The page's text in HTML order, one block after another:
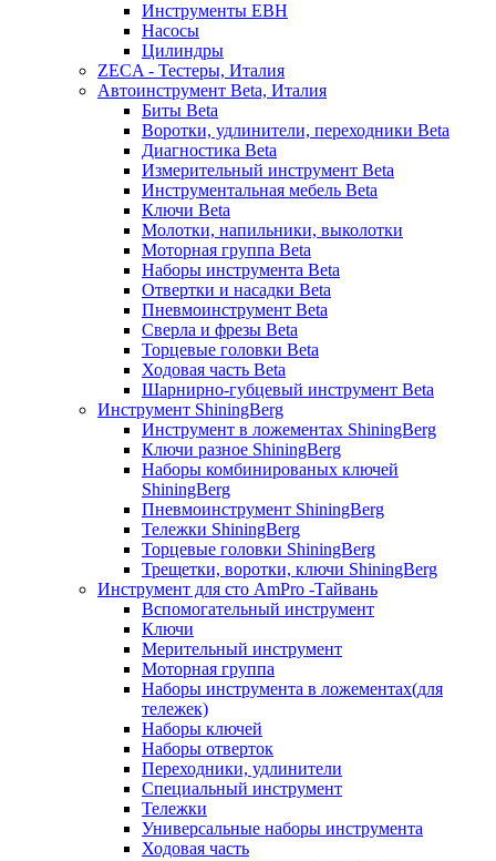
Инструменты EBH
Насосы
Цилиндры
ZECA - Тестеры, Италия
Автоинструмент Beta, Италия
Биты Beta
Воротки, удлинители, переходники Beta
Диагностика Beta
Измерительный инструмент Beta
Инструментальная мебель Beta
Ключи Beta
Молотки, напильники, выколотки
Моторная группа Beta
Наборы инструмента Beta
Отвертки и насадки Beta
Пневмоинструмент Beta
Сверла и фрезы Beta
Торцевые головки Beta
Ходовая часть Beta
Шарнирно-губцевый инструмент Beta
Инструмент ShiningBerg
Инструмент в ложементах ShiningBerg
Ключи разное ShiningBerg
Наборы комбинированых ключей
ShiningBerg
Пневмоинструмент ShiningBerg
Тележки ShiningBerg
Торцевые головки ShiningBerg
Трещетки, воротки, ключи ShiningBerg
Инструмент для сто AmPro -Тайвань
Вспомогательный инструмент
Ключи
Мерительный инструмент
Моторная группа
Наборы инструмента в ложементах(для
тележек)
Наборы ключей
Наборы отверток
Переходники, удлинители
Специальный инструмент
Тележки
Универсальные наборы инструмента
Ходовая часть